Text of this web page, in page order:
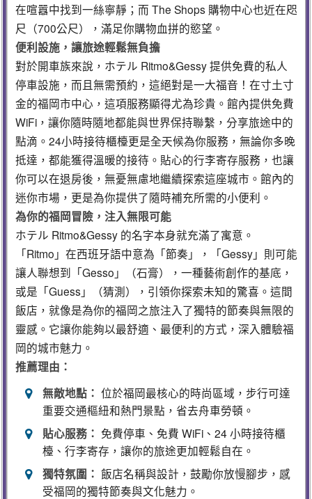
在喧囂中找到一絲寧靜；而 The Shops 購物中心也近在咫
尺（700公尺），滿足你購物血拼的慾望。
便利設施，讓旅途輕鬆無負擔
對於開車族來說，ホテル Ritmo&Gessy 提供免費的私人
停車設施，而且無需預約，這絕對是一大福音！在寸土寸
金的福岡市中心，這項服務顯得尤為珍貴。館內提供免費
WiFi，讓你隨時隨地都能與世界保持聯繫，分享旅途中的
點滴。24小時接待櫃檯更是全天候為你服務，無論你多晚
抵達，都能獲得溫暖的接待。貼心的行李寄存服務，也讓
你可以在退房後，無憂無慮地繼續探索這座城市。館內的
迷你市場，更是為你提供了隨時補充所需的小便利。
為你的福岡冒險，注入無限可能
ホテル Ritmo&Gessy 的名字本身就充滿了寓意。
「Ritmo」在西班牙語中意為「節奏」，「Gessy」則可能
讓人聯想到「Gesso」（石膏），一種藝術創作的基底，
或是「Guess」（猜測），引領你探索未知的驚喜。這間
飯店，就像是為你的福岡之旅注入了獨特的節奏與無限的
靈感。它讓你能夠以最舒適、最便利的方式，深入體驗福
岡的城市魅力。
推薦理由：
無敵地點： 位於福岡最核心的時尚區域，步行可達
重要交通樞紐和熱門景點，省去舟車勞頓。
貼心服務： 免費停車、免費 WiFi、24 小時接待櫃
檯、行李寄存，讓你的旅途更加輕鬆自在。
獨特氛圍： 飯店名稱與設計，鼓勵你放慢腳步，感
受福岡的獨特節奏與文化魅力。